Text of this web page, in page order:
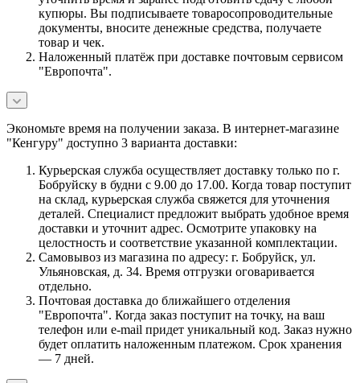
купюры. Вы подписываете товаросопроводительные
документы, вносите денежные средства, получаете
товар и чек.
Наложенный платёж при доставке почтовым сервисом
"Европочта".
Экономьте время на получении заказа. В интернет-магазине
"Кенгуру" доступно 3 варианта доставки:
Курьерская служба осуществляет доставку только по г.
Бобруйску в будни с 9.00 до 17.00. Когда товар поступит
на склад, курьерская служба свяжется для уточнения
деталей. Специалист предложит выбрать удобное время
доставки и уточнит адрес. Осмотрите упаковку на
целостность и соответствие указанной комплектации.
Самовывоз из магазина по адресу: г. Бобруйск, ул.
Ульяновская, д. 34. Время отгрузки оговаривается
отдельно.
Почтовая доставка до ближайшего отделения
"Европочта". Когда заказ поступит на точку, на ваш
телефон или e-mail придет уникальный код. Заказ нужно
будет оплатить наложенным платежом. Срок хранения
— 7 дней.